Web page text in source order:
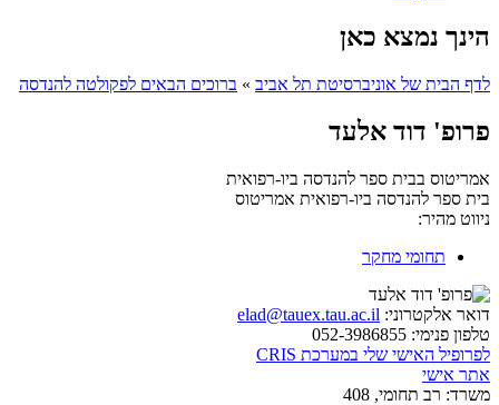
הינך נמצא כאן
לדף הבית של אוניברסיטת תל אביב » ברוכים הבאים לפקולטה להנדסה
פרופ' דוד אלעד
אמריטוס בבית ספר להנדסה ביו-רפואית
בית ספר להנדסה ביו-רפואית אמריטוס
ניווט מהיר:
תחומי מחקר
דואר אלקטרוני: elad@tauex.tau.ac.il
טלפון פנימי:
לפרופיל האישי שלי במערכת CRIS
אתר אישי
משרד: רב תחומי, 408